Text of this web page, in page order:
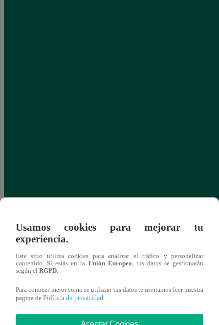
Yo Soy GRANDES BATALLAS: ¡El
Yo
Usamos cookies para mejorar tu
experiencia.
Este sitio utiliza cookies para analizar el tráfico y personalizar
contenido. Si estás en la Unión Europea, tus datos se gestionarán
según el RGPD.
Para conocer mejor como se utilizan tus datos te invitamos leer nuestra
pagina de Política de privacidad.